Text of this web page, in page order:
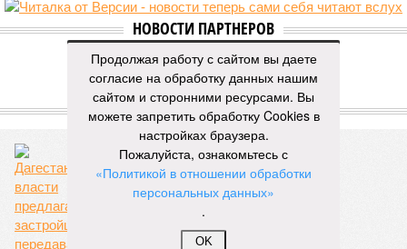
НОВОСТИ ПАРТНЕРОВ
Новости smi2.ru
ЕЩЕ ИЗ РАЗДЕЛА «ВЛАСТЬ»
Дагестанские власти предлагают
застройщикам передавать 5% жилья
нуждающимся
Продолжая работу с сайтом вы даете
согласие на обработку данных нашим
сайтом и сторонними ресурсами. Вы
можете запретить обработку Cookies в
настройках браузера.
Пожалуйста, ознакомьтесь с
«Политикой в отношении обработки
персональных данных»
.
OK